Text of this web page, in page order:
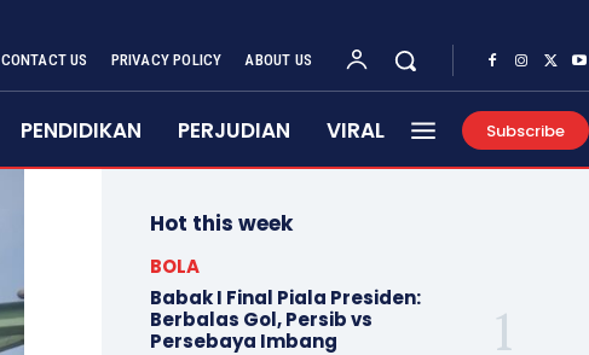
CONTACT US PRIVACY POLICY ABOUT US
PENDIDIKAN PERJUDIAN VIRAL Subscribe
Hot this week
BOLA
Babak I Final Piala Presiden:
Berbalas Gol, Persib vs
Persebaya Imbang